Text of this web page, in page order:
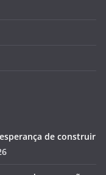
de construir